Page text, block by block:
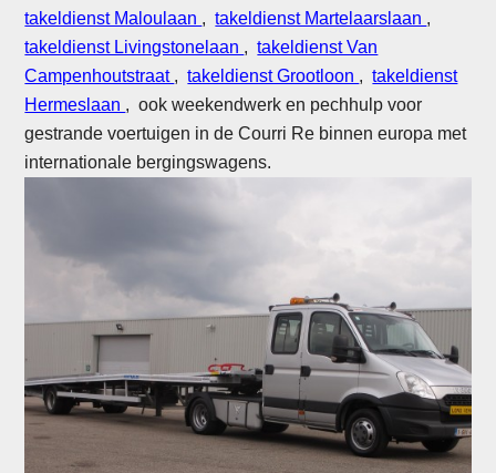
takeldienst Maloulaan ,takeldienst Martelaarslaan ,
takeldienst Livingstonelaan ,takeldienst Van
Campenhoutstraat ,takeldienst Grootloon ,takeldienst
Hermeslaan , ook weekendwerk en pechhulp voor
gestrande voertuigen in de Courri Re binnen europa met
internationale bergingswagens.